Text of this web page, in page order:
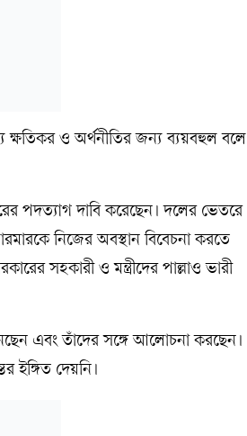
ক্ষতিকর ও অর্থনীতির জন্য ব্যয়বহুল বলে
পদত্যাগ দাবি করেছেন। দলের ভেতরে
নিজের অবস্থান বিবেচনা করতে
সহকারী ও মন্ত্রীদের পাল্লাও ভারী
এবং তাঁদের সঙ্গে আলোচনা করছেন।
ইঙ্গিত দেয়নি।